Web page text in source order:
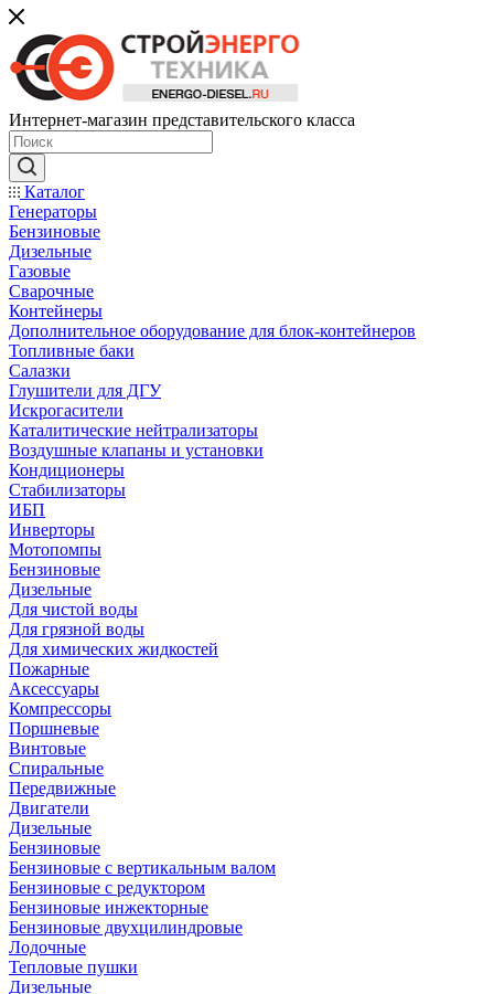
Интернет-магазин представительского класса
Каталог
Генераторы
Бензиновые
Дизельные
Газовые
Сварочные
Контейнеры
Дополнительное оборудование для блок-контейнеров
Топливные баки
Салазки
Глушители для ДГУ
Искрогасители
Каталитические нейтрализаторы
Воздушные клапаны и установки
Кондиционеры
Стабилизаторы
ИБП
Инверторы
Мотопомпы
Бензиновые
Дизельные
Для чистой воды
Для грязной воды
Для химических жидкостей
Пожарные
Аксессуары
Компрессоры
Поршневые
Винтовые
Спиральные
Передвижные
Двигатели
Дизельные
Бензиновые
Бензиновые с вертикальным валом
Бензиновые с редуктором
Бензиновые инжекторные
Бензиновые двухцилиндровые
Лодочные
Тепловые пушки
Дизельные